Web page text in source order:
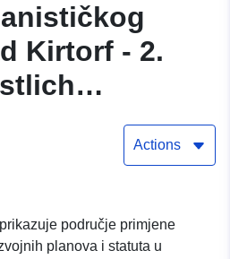
Kirtorf - 2.
područje
Actions
područje primjene
planova i statuta u